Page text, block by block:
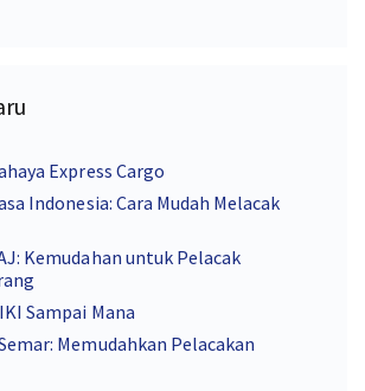
Express Cargo
Indonesia: Cara Mudah Melacak
Kemudahan untuk Pelacak
Sampai Mana
Memudahkan Pelacakan